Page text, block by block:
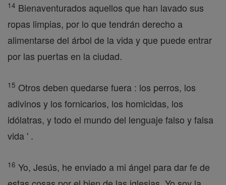
14 Bienaventurados aquellos que han lavado sus
ropas limpias, por lo que tendrán derecho a
alimentarse del árbol de la vida y que puede entrar
por las puertas en la ciudad.
15 Otros deben quedarse fuera : los perros, los
adivinos y los fornicarios, los homicidas, los
idólatras, y todo el mundo del lenguaje falso y falsa
vida ' .
16 Yo, Jesús, he enviado a mi ángel para dar fe de